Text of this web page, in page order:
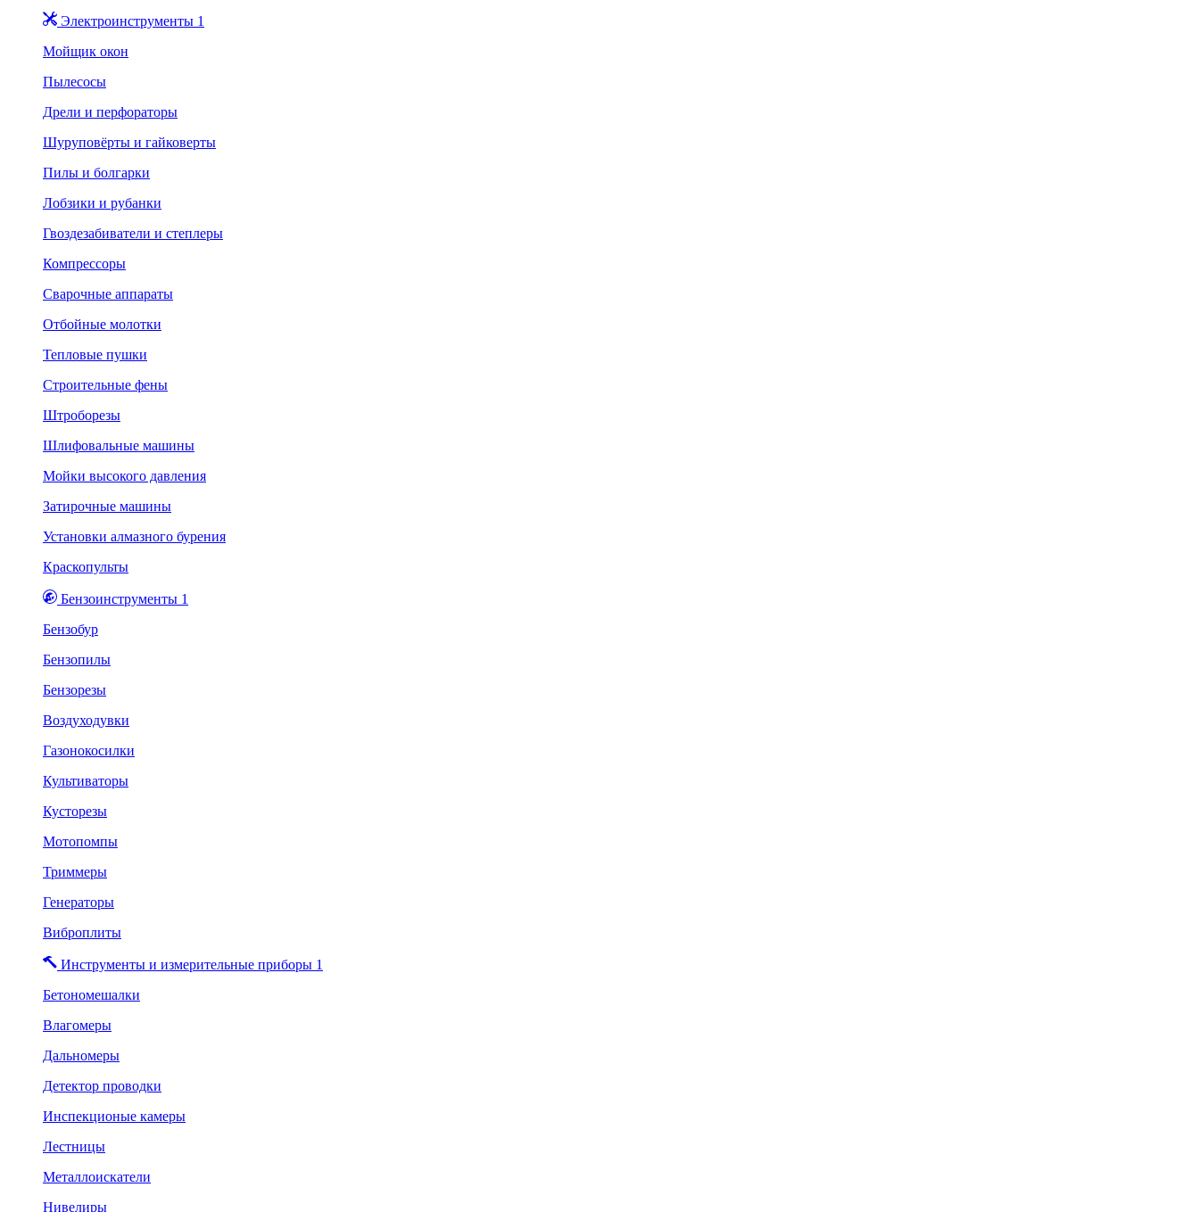
Электроинструменты 1
Мойщик окон
Пылесосы
Дрели и перфораторы
Шуруповёрты и гайковерты
Пилы и болгарки
Лобзики и рубанки
Гвоздезабиватели и степлеры
Компрессоры
Сварочные аппараты
Отбойные молотки
Тепловые пушки
Строительные фены
Штроборезы
Шлифовальные машины
Мойки высокого давления
Затирочные машины
Установки алмазного бурения
Краскопульты
Бензоинструменты 1
Бензобур
Бензопилы
Бензорезы
Воздуходувки
Газонокосилки
Культиваторы
Кусторезы
Мотопомпы
Триммеры
Генераторы
Виброплиты
Инструменты и измерительные приборы 1
Бетономешалки
Влагомеры
Дальномеры
Детектор проводки
Инспекционые камеры
Лестницы
Металлоискатели
Нивелиры